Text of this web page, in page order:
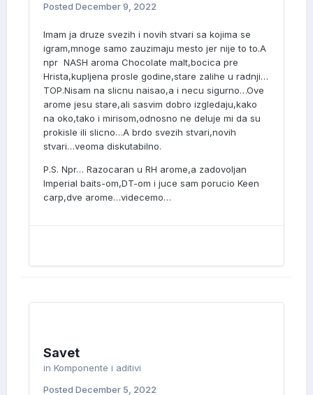
Posted December 9, 2022
Imam ja druze svezih i novih stvari sa kojima se
igram,mnoge samo zauzimaju mesto jer nije to to.A
npr NASH aroma Chocolate malt,bocica pre
Hrista,kupljena prosle godine,stare zalihe u radnji…
TOP.Nisam na slicnu naisao,a i necu sigurno…Ove
arome jesu stare,ali sasvim dobro izgledaju,kako
na oko,tako i mirisom,odnosno ne deluje mi da su
prokisle ili slicno…A brdo svezih stvari,novih
stvari…veoma diskutabilno.
P.S. Npr… Razocaran u RH arome,a zadovoljan
Imperial baits-om,DT-om i juce sam porucio Keen
carp,dve arome…videcemo…
Savet
in Komponente i aditivi
Posted December 5, 2022